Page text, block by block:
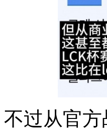
不过从官